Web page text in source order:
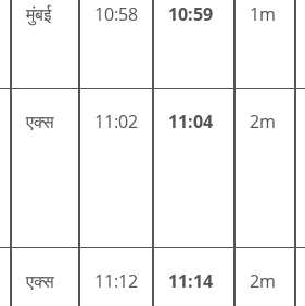
मुंबई 10:58 10:59 1m
एक्स 11:02 11:04 2m
एक्स 11:12 11:14 2m